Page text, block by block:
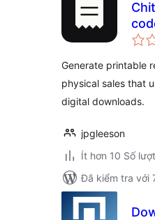
Generate printable
physical sales that
digital downloads.
jpgleeson
Ít hơn 10 Số
Đã kiểm tra với